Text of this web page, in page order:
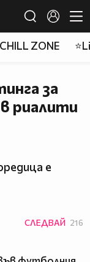
ZONE
за
риалити
е
СЛЕДВАЙ 216